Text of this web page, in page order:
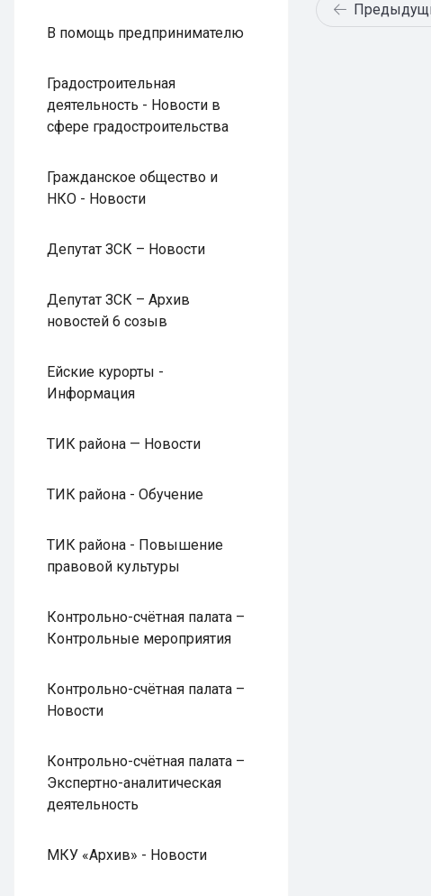
В помощь предпринимателю
Градостроительная
деятельность - Новости в
сфере градостроительства
Гражданское общество и
НКО - Новости
Депутат ЗСК – Новости
Депутат ЗСК – Архив
новостей 6 созыв
Ейские курорты -
Информация
ТИК района — Новости
ТИК района - Обучение
ТИК района - Повышение
правовой культуры
Контрольно-счётная палата –
Контрольные мероприятия
Контрольно-счётная палата –
Новости
Контрольно-счётная палата –
Экспертно-аналитическая
деятельность
МКУ «Архив» - Новости